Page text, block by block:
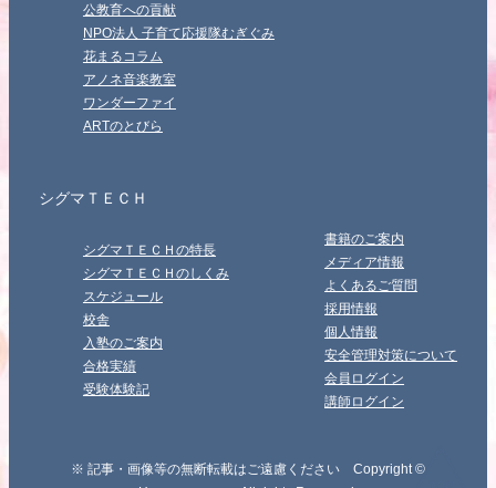
公教育への貢献
NPO法人 子育て応援隊むぎぐみ
花まるコラム
アノネ音楽教室
ワンダーファイ
ARTのとびら
シグマＴＥＣＨ
シグマＴＥＣＨの特長
シグマＴＥＣＨのしくみ
スケジュール
校舎
入塾のご案内
合格実績
受験体験記
書籍のご案内
メディア情報
よくあるご質問
採用情報
個人情報
安全管理対策について
会員ログイン
講師ログイン
※ 記事・画像等の無断転載はご遠慮ください Copyright ©